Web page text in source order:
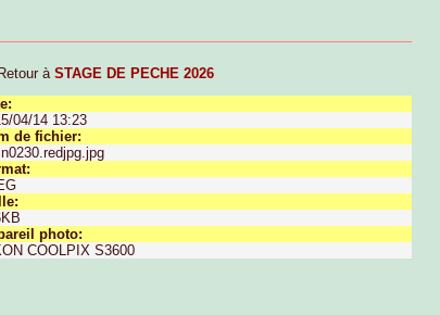
àSTAGE DE PECHE 2026
04/14 13:23
de fichier:
photo:
COOLPIX S3600